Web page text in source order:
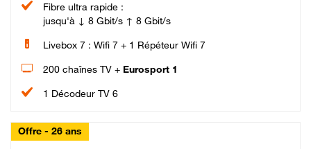
Fibre ultra rapide :
jusqu'à ↓ 8 Gbit/s ↑ 8 Gbit/s
Livebox 7 : Wifi 7 + 1 Répéteur Wifi 7
200 chaînes TV + Eurosport 1
1 Décodeur TV 6
Offre - 26 ans